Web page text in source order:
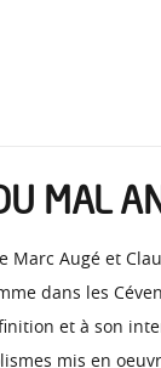
MAL
Marc Augé et
dans les
et à son
mis en